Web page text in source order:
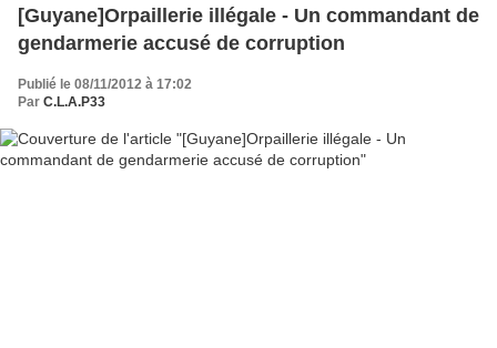
[Guyane]Orpaillerie illégale - Un commandant de
gendarmerie accusé de corruption
Publié le 08/11/2012 à 17:02
Par C.L.A.P33